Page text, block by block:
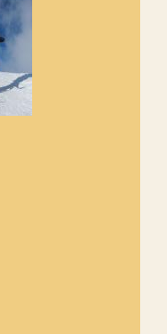
alguna
el
Camins
d'Aguja
refugi i